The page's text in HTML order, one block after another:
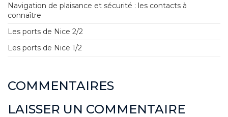
Navigation de plaisance et sécurité : les contacts à
connaître
Les ports de Nice 2/2
Les ports de Nice 1/2
COMMENTAIRES
LAISSER UN COMMENTAIRE